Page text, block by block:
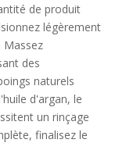
de produit
légèrement
Massez
des
naturels
d'argan, le
un rinçage
finalisez le